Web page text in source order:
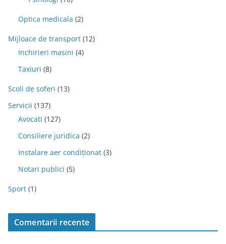
Optica medicala (2)
Mijloace de transport (12)
Inchirieri masini (4)
Taxiuri (8)
Scoli de soferi (13)
Servicii (137)
Avocati (127)
Consiliere juridica (2)
Instalare aer condiționat (3)
Notari publici (5)
Sport (1)
Comentarii recente